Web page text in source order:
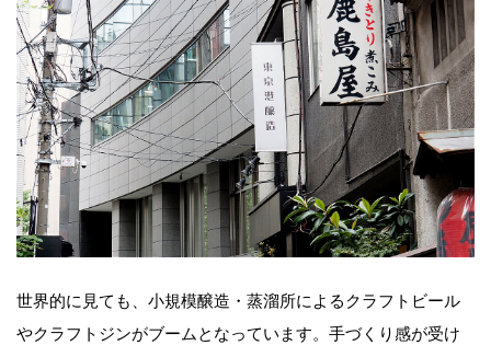
世界的に見ても、小規模醸造・蒸溜所によるクラフトビール
やクラフトジンがブームとなっています。手づくり感が受け